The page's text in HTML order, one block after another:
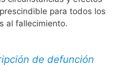
para todos los
al fallecimiento.
de defunción